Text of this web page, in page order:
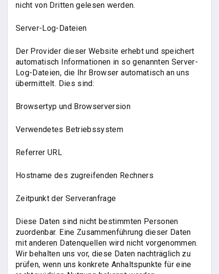
nicht von Dritten gelesen werden.
Server-Log-Dateien
Der Provider dieser Website erhebt und speichert
automatisch Informationen in so genannten Server-
Log-Dateien, die Ihr Browser automatisch an uns
übermittelt. Dies sind:
Browsertyp und Browserversion
Verwendetes Betriebssystem
Referrer URL
Hostname des zugreifenden Rechners
Zeitpunkt der Serveranfrage
Diese Daten sind nicht bestimmten Personen
zuordenbar. Eine Zusammenführung dieser Daten
mit anderen Datenquellen wird nicht vorgenommen.
Wir behalten uns vor, diese Daten nachträglich zu
prüfen, wenn uns konkrete Anhaltspunkte für eine